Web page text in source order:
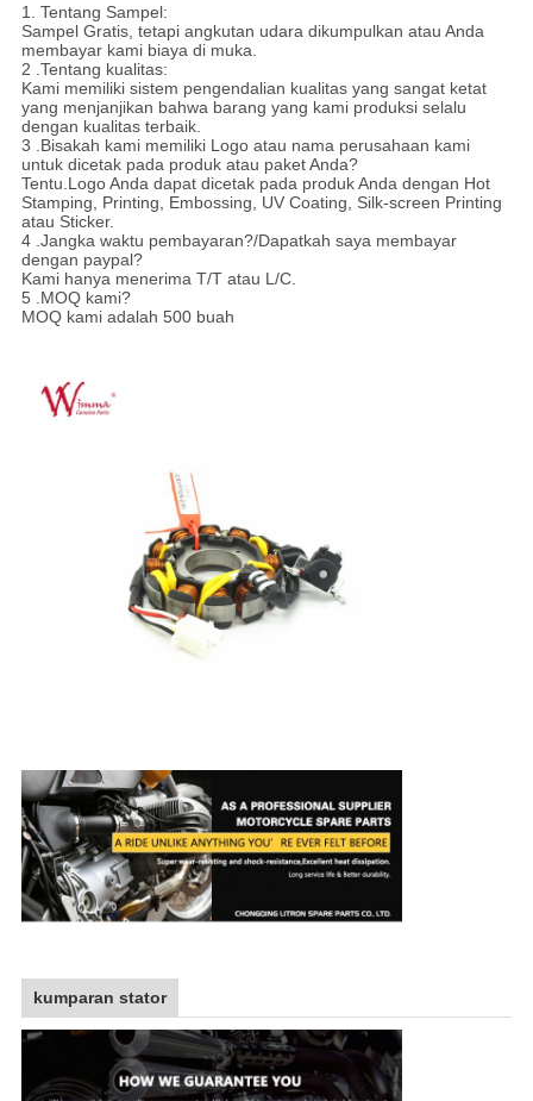
1. Tentang Sampel:
Sampel Gratis, tetapi angkutan udara dikumpulkan atau Anda
membayar kami biaya di muka.
2 .Tentang kualitas:
Kami memiliki sistem pengendalian kualitas yang sangat ketat
yang menjanjikan bahwa barang yang kami produksi selalu
dengan kualitas terbaik.
3 .Bisakah kami memiliki Logo atau nama perusahaan kami
untuk dicetak pada produk atau paket Anda?
Tentu.Logo Anda dapat dicetak pada produk Anda dengan Hot
Stamping, Printing, Embossing, UV Coating, Silk-screen Printing
atau Sticker.
4 .Jangka waktu pembayaran?/Dapatkah saya membayar
dengan paypal?
Kami hanya menerima T/T atau L/C.
5 .MOQ kami?
MOQ kami adalah 500 buah
kumparan stator